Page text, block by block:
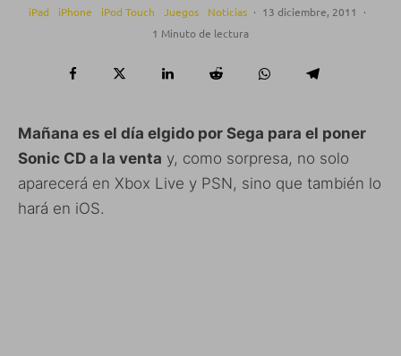
iPad
iPhone iPod Touch Juegos Noticias · 13 diciembre, 2011
·
1 Minuto de lectura
Mañana es el día elgido por Sega para el poner
Sonic CD a la venta y, como sorpresa, no solo
aparecerá en Xbox Live y PSN, sino que también lo
hará en iOS.